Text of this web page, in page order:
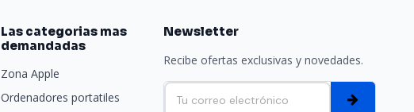
Las categorias mas
demandadas
Zona Apple
Ordenadores portatiles
Newsletter
Recibe ofertas exclusivas y novedades.